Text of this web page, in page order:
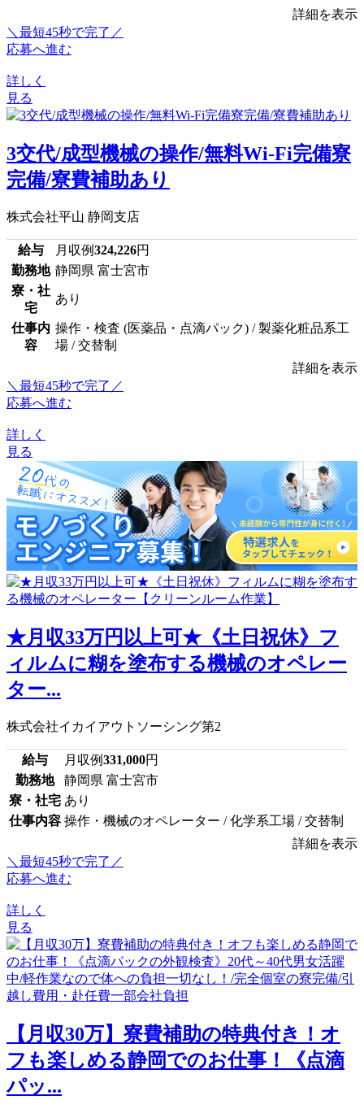
詳細を表示
＼最短45秒で完了／
応募へ進む
詳しく
見る
3交代/成型機械の操作/無料Wi-Fi完備寮
完備/寮費補助あり
株式会社平山 静岡支店
給与 月収例324,226円
勤務地 静岡県 富士宮市
寮・社
宅
あり
仕事内
容
操作・検査 (医薬品・点滴パック) / 製薬化粧品系工
場 / 交替制
詳細を表示
＼最短45秒で完了／
応募へ進む
詳しく
見る
★月収33万円以上可★《土日祝休》フ
ィルムに糊を塗布する機械のオペレー
ター...
株式会社イカイアウトソーシング第2
給与 月収例331,000円
勤務地
静岡県 富士宮市
寮・社宅 あり
仕事内容 操作・機械のオペレーター / 化学系工場 / 交替制
詳細を表示
＼最短45秒で完了／
応募へ進む
詳しく
見る
【月収30万】寮費補助の特典付き！オ
フも楽しめる静岡でのお仕事！《点滴
パッ...